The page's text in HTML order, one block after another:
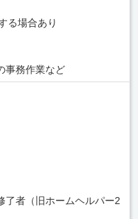
る場合あり
事務作業など
了者（旧ホームヘルパー2